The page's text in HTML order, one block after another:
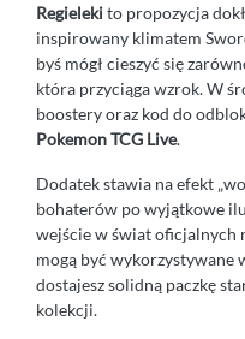
Regielekito propozycja
inspirowany klimatem
byś mógł cieszyć się
która przyciąga wzrok. W
boostery oraz kod do
Pokemon TCG Live.
Dodatek stawia na efekt
bohaterów po wyjątkowe
wejście w świat oficjalnych
mogą być wykorzystywane
dostajesz solidną paczkę
kolekcji.